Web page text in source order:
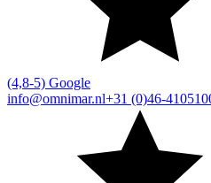
(4,8-5) Google
info@omnimar.nl+31 (0)46-